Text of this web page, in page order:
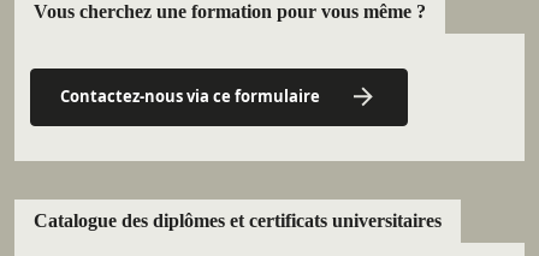
Vous cherchez une formation pour vous même ?
Contactez-nous via ce formulaire
Catalogue des diplômes et certificats universitaires